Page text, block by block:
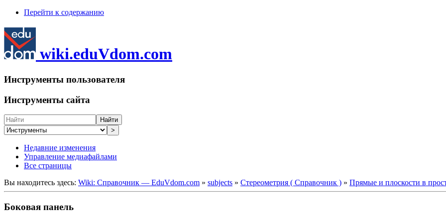
Перейти к содержанию
wiki.eduVdom.com
Инструменты пользователя
Инструменты сайта
Найти
>
Недавние изменения
Управление медиафайлами
Все страницы
Вы находитесь здесь: Wiki: Справочник — EduVdom.com » subjects » Стереометрия ( Справочник ) » Прямые и плоскости в
Боковая панель